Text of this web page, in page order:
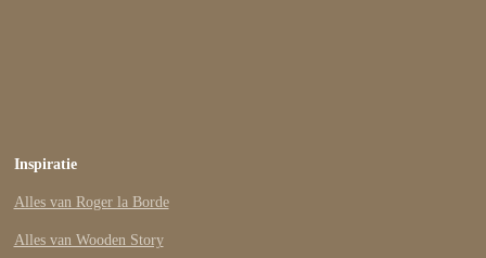
Inspiratie
Alles van Roger la Borde
Alles van Wooden Story